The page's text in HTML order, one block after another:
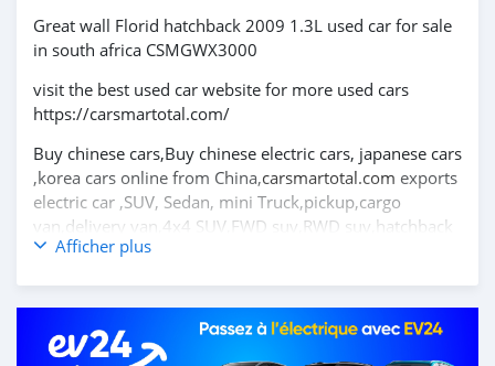
Great wall Florid hatchback 2009 1.3L used car for sale
in south africa CSMGWX3000
visit the best used car website for more used cars
https://carsmartotal.com/
Buy chinese cars,Buy chinese electric cars, japanese cars
,korea cars online from China,carsmartotal.com exports
electric car ,SUV, Sedan, mini Truck,pickup,cargo
van,delivery van,4x4 SUV,FWD suv,RWD suv,hatchback
d'occasion à vendre en afrique du sud CSMGWX3000
visitez le meilleur site Web de voitures d'occasion pour
plus de voitures d'occasion https://carsmartotal.com/
Afficher plus